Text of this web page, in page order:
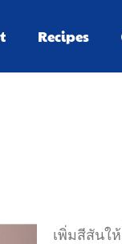
Recipes
เพิ่มสีสันใ